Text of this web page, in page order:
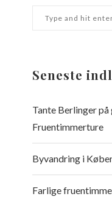
Seneste
Tante Berlinger
Fruentimmerture
Byvandring i
Farlige